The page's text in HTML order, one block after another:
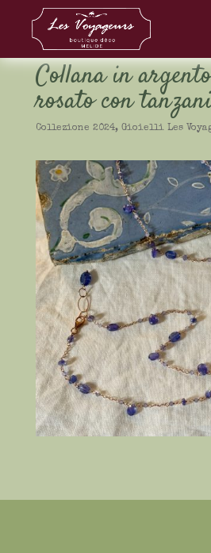
Collana in
rosato con
Collezione 2024, Gioielli Les